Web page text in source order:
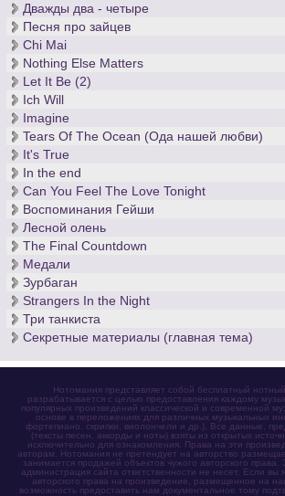
Дважды два - четыре
Песня про зайцев
Chi Mai
Nothing Else Matters
Let It Be (2)
Ich Will
Imagine
Tears Of The Ocean (Ода нашей любви)
It's True
In the end
Can You Feel The Love Tonight
Воспоминания Гейши
Лесной олень
The Final Countdown
Медали
Зурбаган
Strangers In the Night
Три танкиста
Секретные материалы (главная тема)
Нотомания представляет собой бесплатный
разрабатывается с целью предоставления каждому
популярных произведений классической и современной
основе в переложениях для различных музыкальных
фортепиано, скрипки, виолончели и др.). Все данные,
(тексты песен, аккорды и ноты) взяты из открытых
исключительно для ознакомления. Права на эти
авторам. Нотомания не претендует на авторство
занимается продажей объектов чужого авторского права.
администрация сайта ответственности не несет. Если вы
авторского права на произведение, размещенное на
возможность предоставить нам документальное тому